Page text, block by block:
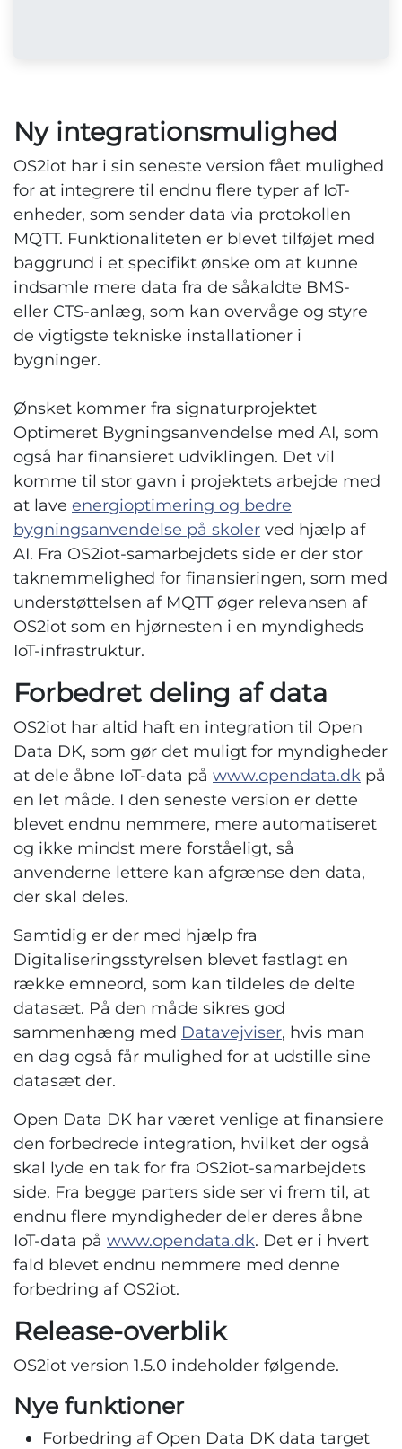
​Ny integrationsmulighed
OS2iot har i sin seneste version fået mulighed
for at integrere til endnu flere typer af IoT-
enheder, som sender data via protokollen
MQTT. Funktionaliteten er blevet tilføjet med
baggrund i et specifikt ønske om at kunne
indsamle mere data fra de såkaldte BMS-
eller CTS-anlæg, som kan overvåge og styre
de vigtigste tekniske installationer i
bygninger.
Ønsket kommer fra signaturprojektet
Optimeret Bygningsanvendelse med AI, som
også har finansieret udviklingen. Det vil
komme til stor gavn i projektets arbejde med
at lave energioptimering og bedre
bygningsanvendelse på skoler ved hjælp af
AI. Fra OS2iot-samarbejdets side er der stor
taknemmelighed for finansieringen, som med
understøttelsen af MQTT øger relevansen af
OS2iot som en hjørnesten i en myndigheds
IoT-infrastruktur.
Forbedret deling af data
OS2iot har altid haft en integration til Open
Data DK, som gør det muligt for myndigheder
at dele åbne IoT-data på www.opendata.dk på
en let måde. I den seneste version er dette
blevet endnu nemmere, mere automatiseret
og ikke mindst mere forståeligt, så
anvenderne lettere kan afgrænse den data,
der skal deles.
Samtidig er der med hjælp fra
Digitaliseringsstyrelsen blevet fastlagt en
række emneord, som kan tildeles de delte
datasæt. På den måde sikres god
sammenhæng med Datavejviser, hvis man
en dag også får mulighed for at udstille sine
datasæt der.
Open Data DK har været venlige at finansiere
den forbedrede integration, hvilket der også
skal lyde en tak for fra OS2iot-samarbejdets
side. Fra begge parters side ser vi frem til, at
endnu flere myndigheder deler deres åbne
IoT-data på www.opendata.dk. Det er i hvert
fald blevet endnu nemmere med denne
forbedring af OS2iot.
Release-overblik
OS2iot version 1.5.0 indeholder følgende.
Nye funktioner
Forbedring af Open Data DK data target